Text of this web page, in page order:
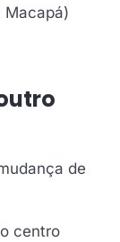
Macapá)
de
centro